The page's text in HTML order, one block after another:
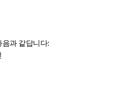
과 같답니다: